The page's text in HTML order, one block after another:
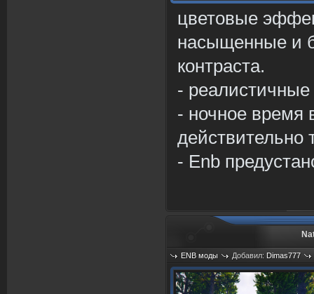
цветовые
насыщенные и
контраста.
-
- ночное время
- Enb
ENB моды Добавил: Dimas777
Просмотров: 1347